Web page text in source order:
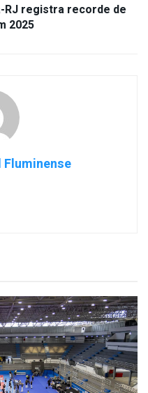
RJ registra recorde de
2025
Fluminense